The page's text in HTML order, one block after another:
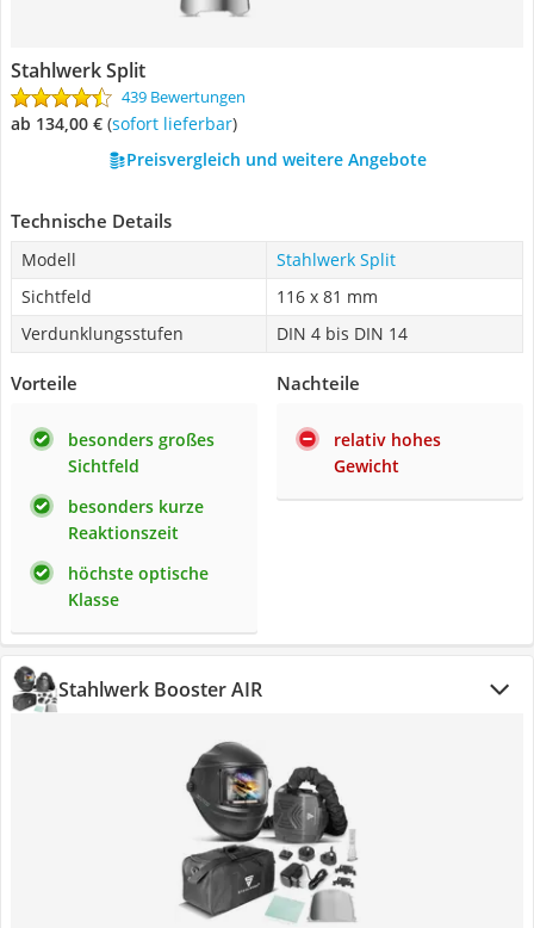
Stahlwerk Split
439 Bewertungen
ab 134,00 € ( Sofort lieferbar)
Preisvergleich und weitere Angebote
Technische Details
Modell
Stahlwerk Split
Sichtfeld
116 x 81 mm
Verdunklungsstufen
DIN 4 bis DIN 14
Vorteile
besonders großes
Sichtfeld
besonders kurze
Reaktionszeit
höchste optische
Klasse
Nachteile
relativ hohes
Gewicht
Stahlwerk Booster AIR